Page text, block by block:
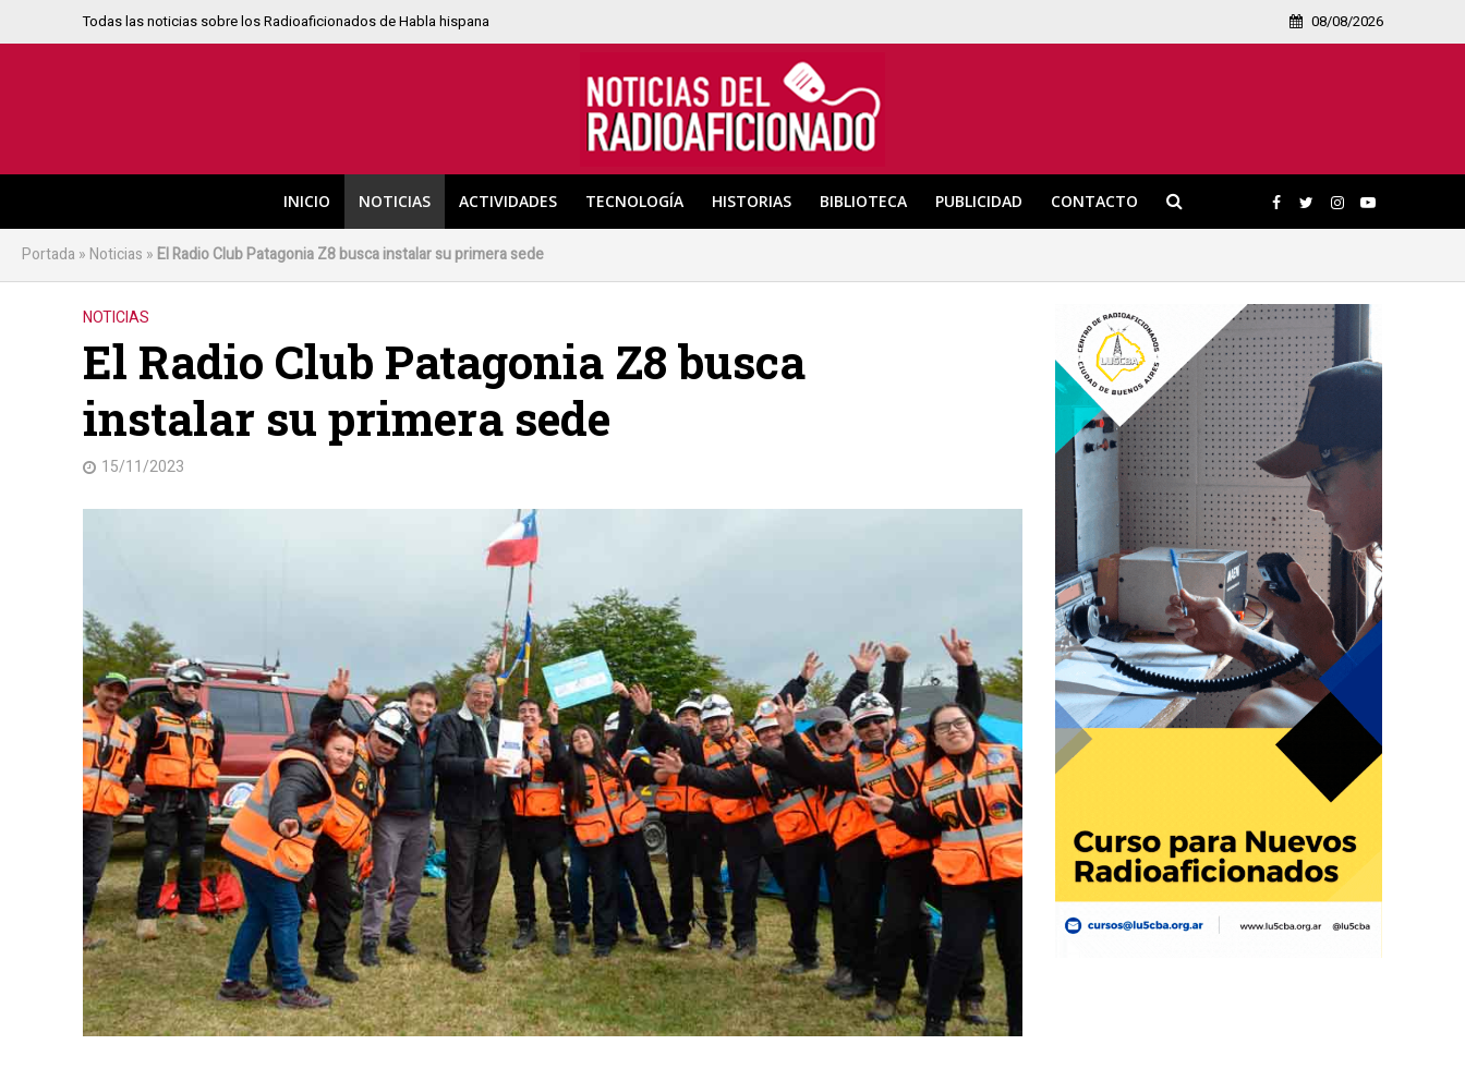
Todas las noticias sobre los Radioaficionados de Habla hispana 08/08/2026
INICIO NOTICIAS ACTIVIDADES TECNOLOGÍA HISTORIAS BIBLIOTECA PUBLICIDAD CONTACTO
Portada » Noticias » El Radio Club Patagonia Z8 busca instalar su primera sede
NOTICIAS
El Radio Club Patagonia Z8 busca
instalar su primera sede
15/11/2023